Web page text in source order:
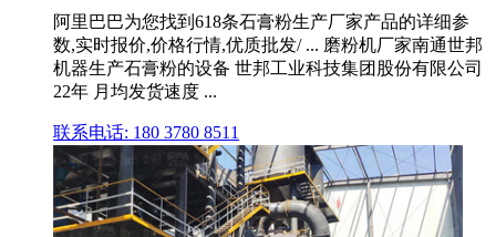
阿里巴巴为您找到618条石膏粉生产厂家产品的详细参
数,实时报价,价格行情,优质批发/ ... 磨粉机厂家南通世邦
机器生产石膏粉的设备 世邦工业科技集团股份有限公司
22年 月均发货速度 ...
联系电话: 180 3780 8511